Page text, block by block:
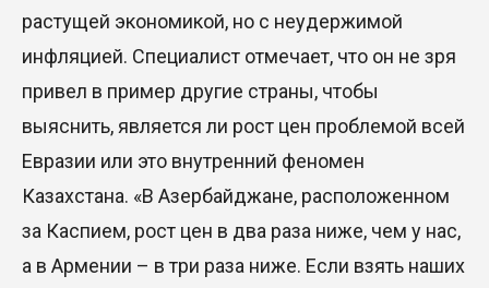
растущей экономикой, но с неудержимой
инфляцией. Специалист отмечает, что он не зря
привел в пример другие страны, чтобы
выяснить, является ли рост цен проблемой всей
Евразии или это внутренний феномен
Казахстана. «В Азербайджане, расположенном
за Каспием, рост цен в два раза ниже, чем у нас,
а в Армении – в три раза ниже. Если взять наших